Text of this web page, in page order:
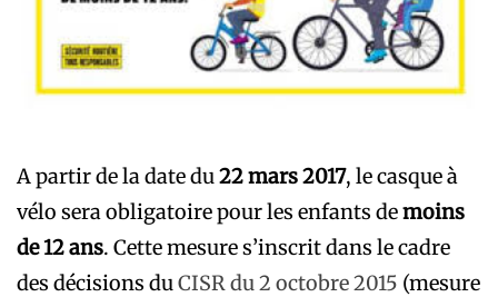
A partir de la date du22 mars 2017, le casque à
vélo sera obligatoire pour les enfants demoins
de 12 ans. Cette mesure s’inscrit dans le cadre
des décisions duCISR du 2 octobre 2015 (mesure